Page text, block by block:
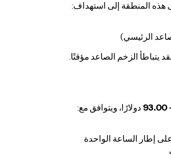
هذه المنطقة إلى استهداف:
الرئيسي)
يتباطأ الزخم الصاعد مؤقتًا.
دولارًا، ويتوافق مع:
إطار الساعة الواحدة